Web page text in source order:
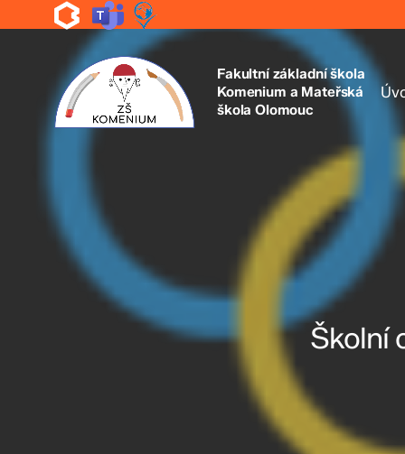
to
Fakultní základní škola
Komenium a Mateřská
škola Olomouc
Školní